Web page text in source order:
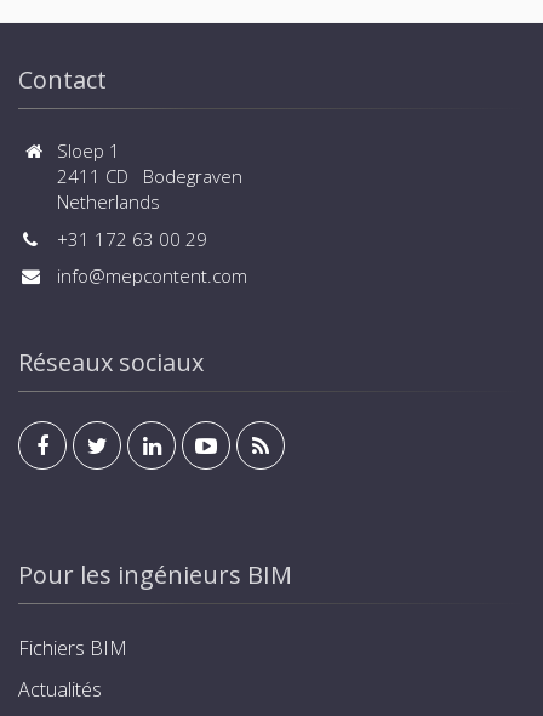
Contact
Sloep 1
2411 CD Bodegraven
Netherlands
+31 172 63 00 29
info@mepcontent.com
Réseaux sociaux
Pour les ingénieurs BIM
Fichiers BIM
Actualités